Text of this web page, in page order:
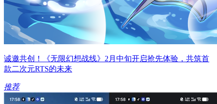
诚邀共创！《无限幻想战线》2月中旬开启抢先体验，共筑首
款二次元RTS的未来
推荐